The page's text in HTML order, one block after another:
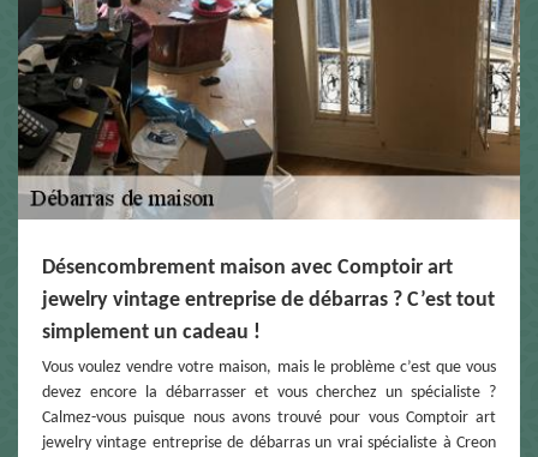
Désencombrement maison avec Comptoir art
jewelry vintage entreprise de débarras ? C’est tout
simplement un cadeau !
Vous voulez vendre votre maison, mais le problème c’est que vous
devez encore la débarrasser et vous cherchez un spécialiste ?
Calmez-vous puisque nous avons trouvé pour vous Comptoir art
jewelry vintage entreprise de débarras un vrai spécialiste à Creon